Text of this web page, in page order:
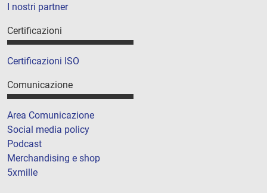
I nostri partner
Certificazioni
Certificazioni ISO
Comunicazione
Area Comunicazione
Social media policy
Podcast
Merchandising e shop
5xmille